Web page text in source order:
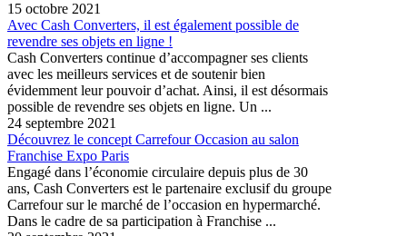
15 octobre 2021
Avec Cash Converters, il est également possible de
revendre ses objets en ligne !
Cash Converters continue d’accompagner ses clients
avec les meilleurs services et de soutenir bien
évidemment leur pouvoir d’achat. Ainsi, il est désormais
possible de revendre ses objets en ligne. Un ...
24 septembre 2021
Découvrez le concept Carrefour Occasion au salon
Franchise Expo Paris
Engagé dans l’économie circulaire depuis plus de 30
ans, Cash Converters est le partenaire exclusif du groupe
Carrefour sur le marché de l’occasion en hypermarché.
Dans le cadre de sa participation à Franchise ...